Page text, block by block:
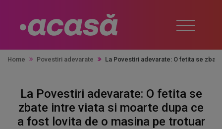
Home Povestiri adevarate La Povestiri adevarate: O fetita se
La Povestiri adevarate: O fetita se
zbate intre viata si moarte dupa ce
a fost lovita de o masina pe trotuar